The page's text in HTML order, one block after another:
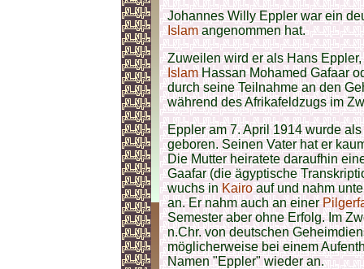
Johannes Willy Eppler war ein
Islamangenommen hat.
Zuweilen wird er als Hans
IslamHassan Mohamed Gafaar
durch seine Teilnahme an den
während des Afrikafeldzugs im
Eppler am 7. April 1914 wurde
geboren. Seinen Vater hat er
Die Mutter heiratete daraufhin
Gaafar (die ägyptische
wuchs inKairoauf und nahm
an. Er nahm auch an einer
Semester aber ohne Erfolg. Im
n.Chr. von deutschen
möglicherweise bei einem
Namen "Eppler" wieder an.